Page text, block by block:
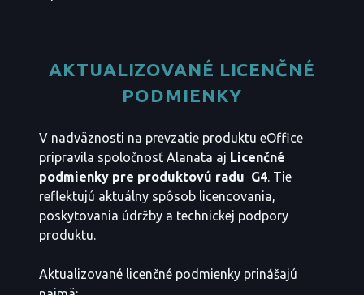
AKTUALIZOVANÉ LICENČNÉ
PODMIENKY
V nadväznosti na prevzatie produktu eOffice
pripravila spoločnosť Alanata aj Licenčné
podmienky pre produktovú radu G4. Tie
reflektujú aktuálny spôsob licencovania,
poskytovania údržby a technickej podpory
produktu.
Aktualizované licenčné podmienky prinášajú